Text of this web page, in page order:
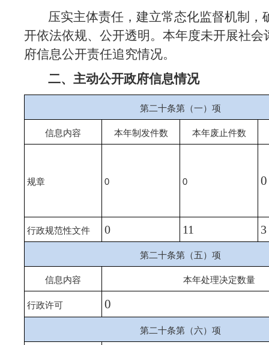
压实主体责任，建立常态化监督机制，
开依法依规、公开透明。本年度未开展社会
府信息公开责任追究情况。
二、主动公开政府信息情况
第二十条第（一）项
信息内容 本年制发件数 本年废止件数
规章 0 0 0
行政规范性文件 0 11 3
第二十条第（五）项
信息内容 本年处理决定数量
行政许可 0
第二十条第（六）项